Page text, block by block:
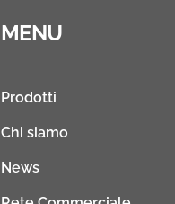
MENU
Prodotti
Chi siamo
News